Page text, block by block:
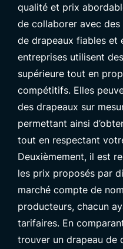
qualité et prix
de collaborer avec des
de drapeaux fiables et
entreprises utilisent
supérieure tout en
compétitifs. Elles
des drapeaux sur
permettant ainsi
tout en respectant
Deuxièmement, il est
les prix proposés par
marché compte de
producteurs, chacun
tarifaires. En
trouver un drapeau de